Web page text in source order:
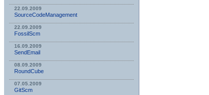
22.09.2009
SourceCodeManagement
22.09.2009
FossilScm
16.09.2009
SendEmail
08.09.2009
RoundCube
07.05.2009
GitScm